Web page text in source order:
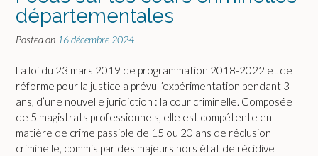
départementales
Posted on 16 décembre 2024
La loi du 23 mars 2019 de programmation 2018-2022 et de
réforme pour la justice a prévu l’expérimentation pendant 3
ans, d’une nouvelle juridiction : la cour criminelle. Composée
de 5 magistrats professionnels, elle est compétente en
matière de crime passible de 15 ou 20 ans de réclusion
criminelle, commis par des majeurs hors état de récidive